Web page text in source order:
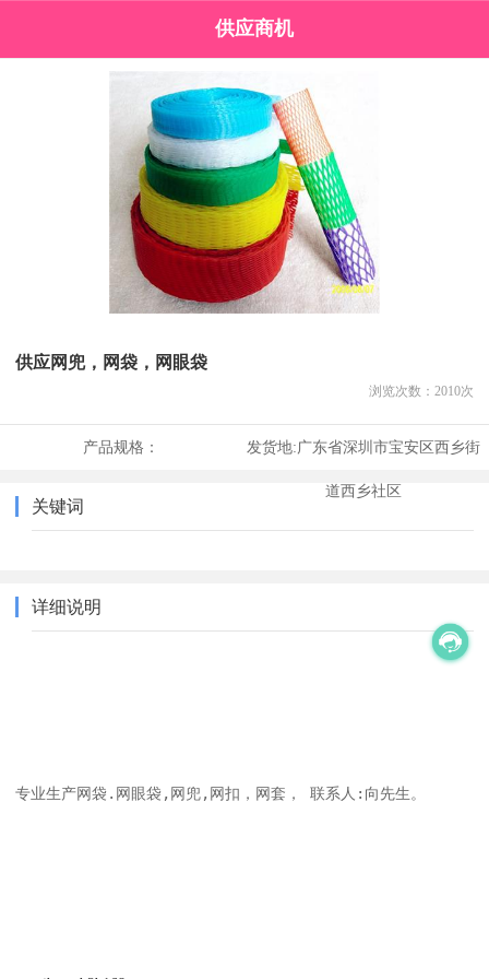
供应商机
供应网兜，网袋，网眼袋
浏览次数： 2010次
产品规格： 发货地:广东省深圳市宝安区西乡街
道西乡社区
关键词
详细说明
专业生产网袋.网眼袋,网兜,网扣，网套， 联系人:向先生。